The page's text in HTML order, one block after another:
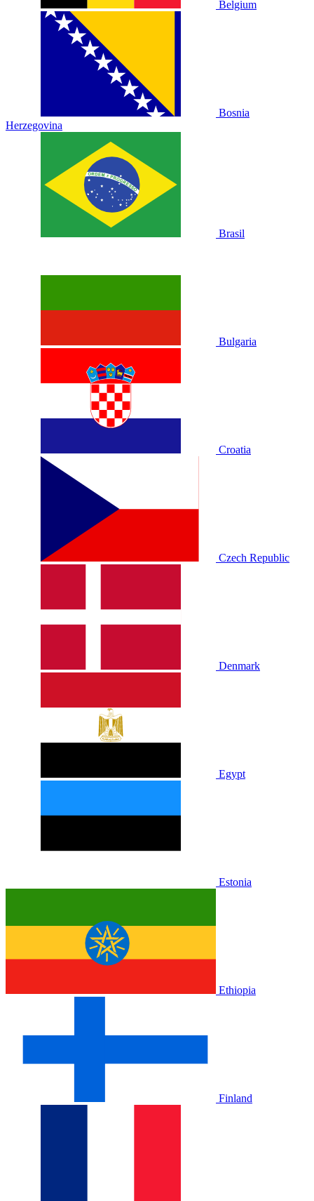
Belgium
Bosnia
Herzegovina
Brasil
Bulgaria
Croatia
Czech Republic
Denmark
Egypt
Estonia
Ethiopia
Finland